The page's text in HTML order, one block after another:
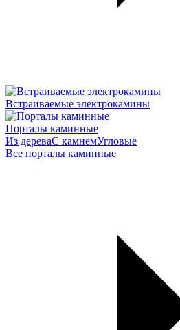
Встраиваемые электрокамины
Порталы каминные
Из дереваС камнемУгловые
Все порталы каминные